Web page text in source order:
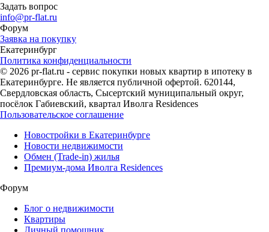
Задать вопрос
info@pr-flat.ru
Форум
Заявка на покупку
Екатеринбург
Политика конфиденциальности
© 2026 pr-flat.ru - сервис покупки новых квартир в ипотеку в
Екатеринбурге. Не является публичной офертой. 620144,
Свердловская область, Сысертский муниципальный округ,
посёлок Габиевский, квартал Иволга Residences
Пользовательское соглашение
Новостройки в Екатеринбурге
Новости недвижимости
Обмен (Trade-in) жилья
Премиум-дома Иволга Residences
Форум
Блог о недвижимости
Квартиры
Личный помощник